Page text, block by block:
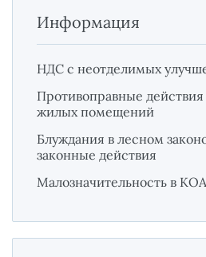
Информация
НДС с неотделимых
Противоправные
жилых помещений
Блуждания в лесном
законные действия
Малозначительность в